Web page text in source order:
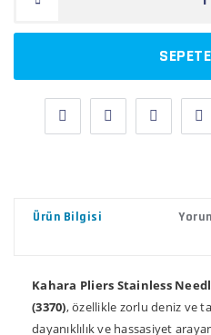
Ürün Bilgisi
Kahara Pliers Stainless
(3370), özellikle zorlu deniz ve
dayanıklılık ve hassasiyet